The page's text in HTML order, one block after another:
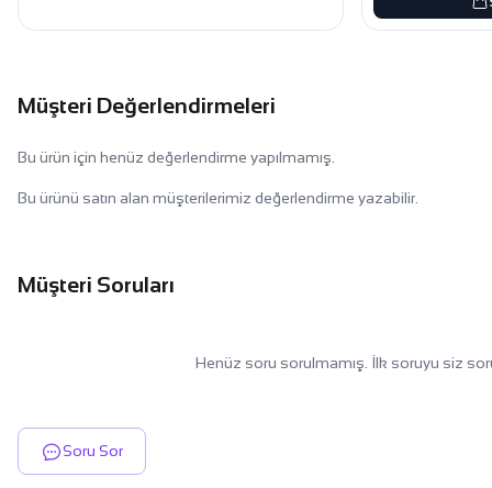
Müşteri Değerlendirmeleri
Bu ürün için henüz değerlendirme yapılmamış.
Bu ürünü satın alan müşterilerimiz değerlendirme yazabilir.
Müşteri Soruları
Henüz soru sorulmamış. İlk soruyu siz
Soru Sor